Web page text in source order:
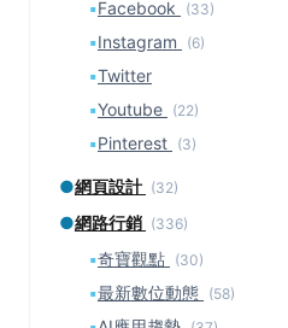
▪Facebook (33)
▪Instagram (6)
▪Twitter
▪Youtube (22)
▪Pinterest (3)
●網頁設計 (32)
●網路行銷 (336)
▪奇寶觀點 (30)
▪最新數位動態 (58)